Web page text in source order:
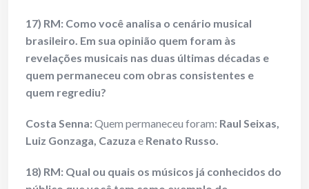
17) RM: Como você analisa o cenário musical
brasileiro. Em sua opinião quem foram às
revelações musicais nas duas últimas décadas e
quem permaneceu com obras consistentes e
quem regrediu?
Costa Senna:Quem permaneceu foram: Raul Seixas,
Luiz Gonzaga, Cazuza e Renato Russo.
18) RM: Qual ou quais os músicos já conhecidos do